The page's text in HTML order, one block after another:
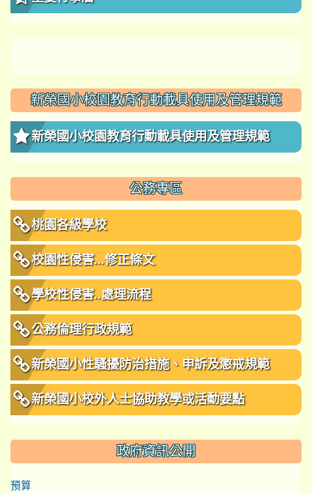
新榮國小校園教育行動載具使用及管理規範
新榮國小校園教育行動載具使用及管理規範
公務專區
桃園各級學校
校園性侵害...修正條文
學校性侵害..處理流程
公務倫理行政規範
新榮國小性騷擾防治措施、申訴及懲戒規範
新榮國小校外人士協助教學或活動要點
政府資訊公開
預算